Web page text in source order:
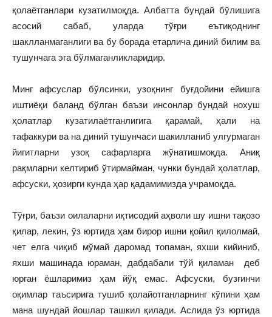
қолаётганлари кузатилмоқда. Албатта бундай бўлишига
асосий сабаб, уларда тўғри еътиқоднинг
шаклланмаганлиги ва бу борада етарлича диний билим ва
тушунчага эга бўлмаганликларидир.
Минг афсуслар бўлсинки, узоқнинг буғдойини ейишга
иштиёқи баланд бўлган баъзи инсонлар бундай нохуш
ҳолатлар кузатилаётганлигига қарамай, ҳали на
тафаккури ва на диний тушунчаси шакилланиб улгурмаган
йигитларни узоқ сафарларга жўнатишмоқда. Аниқ
рақмларни келтириб ўтирмайман, чунки бундай ҳолатлар,
афсуски, ҳозирги кунда ҳар қадамимизда учрамоқда.
Тўғри, баъзи оилаларни иқтисодий аҳволи шу ишни тақозо
қилар, лекин, ўз юртида ҳам бирор ишни қойил қилолмай,
чет елга чиқиб мўмай даромад топаман, яхши кийиниб,
яхши машинада юраман, дабдабали тўй қиламан деб
юрган ёшларимиз ҳам йўқ емас. Афсуски, бузғинчи
оқимлар таъсирига тушиб қолайотганларнинг кўпини ҳам
мана шундай йошлар ташкил қилади. Аслида ўз юртида